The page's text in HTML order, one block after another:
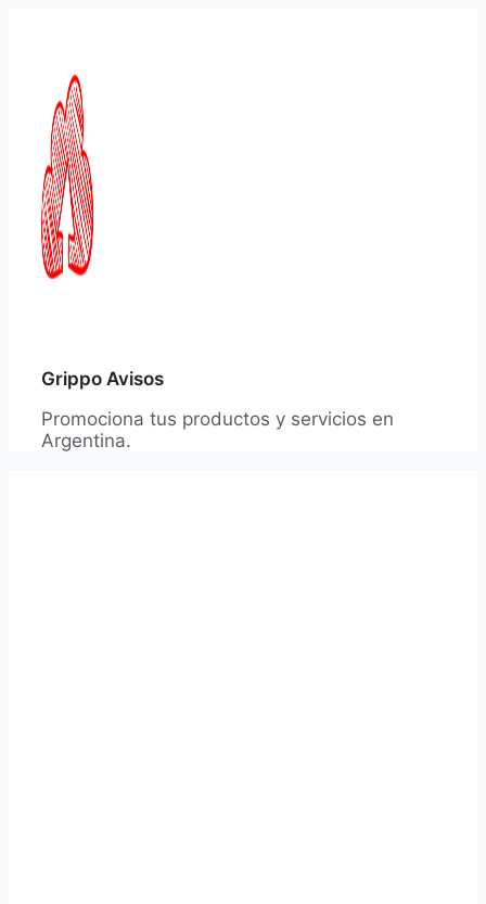
Grippo Avisos
Promociona tus productos y servicios en
Argentina.